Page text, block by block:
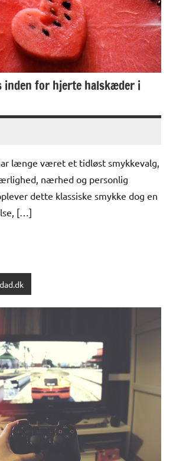
inden for hjerte halskæder i
længe været et tidløst smykkevalg,
nærhed og personlig
dette klassiske smykke dog en
[…]